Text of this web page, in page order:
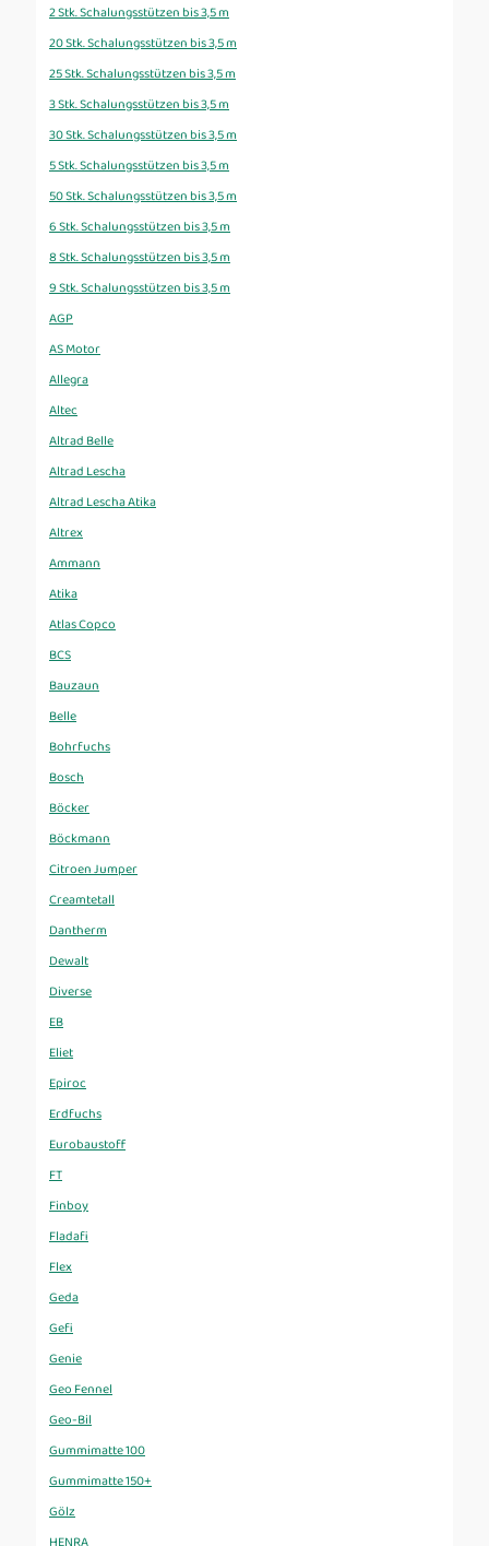
2 Stk. Schalungsstützen bis 3,5 m
20 Stk. Schalungsstützen bis 3,5 m
25 Stk. Schalungsstützen bis 3,5 m
3 Stk. Schalungsstützen bis 3,5 m
30 Stk. Schalungsstützen bis 3,5 m
5 Stk. Schalungsstützen bis 3,5 m
50 Stk. Schalungsstützen bis 3,5 m
6 Stk. Schalungsstützen bis 3,5 m
8 Stk. Schalungsstützen bis 3,5 m
9 Stk. Schalungsstützen bis 3,5 m
AGP
AS Motor
Allegra
Altec
Altrad Belle
Altrad Lescha
Altrad Lescha Atika
Altrex
Ammann
Atika
Atlas Copco
BCS
Bauzaun
Belle
Bohrfuchs
Bosch
Böcker
Böckmann
Citroen Jumper
Creamtetall
Dantherm
Dewalt
Diverse
EB
Eliet
Epiroc
Erdfuchs
Eurobaustoff
FT
Finboy
Fladafi
Flex
Geda
Gefi
Genie
Geo Fennel
Geo-Bil
Gummimatte 100
Gummimatte 150+
Gölz